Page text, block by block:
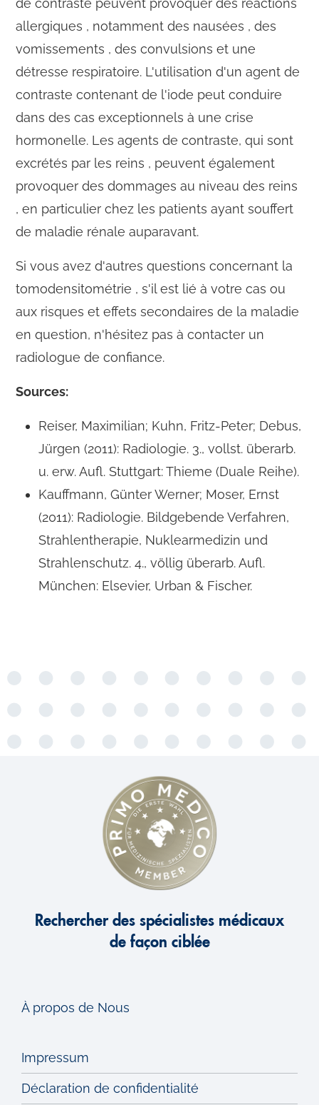
de contraste peuvent provoquer des réactions
allergiques , notamment des nausées , des
vomissements , des convulsions et une
détresse respiratoire. L'utilisation d'un agent de
contraste contenant de l'iode peut conduire
dans des cas exceptionnels à une crise
hormonelle. Les agents de contraste, qui sont
excrétés par les reins , peuvent également
provoquer des dommages au niveau des reins
, en particulier chez les patients ayant souffert
de maladie rénale auparavant.
Si vous avez d'autres questions concernant la
tomodensitométrie , s'il est lié à votre cas ou
aux risques et effets secondaires de la maladie
en question, n'hésitez pas à contacter un
radiologue de confiance.
Sources:
Reiser, Maximilian; Kuhn, Fritz-Peter; Debus,
Jürgen (2011): Radiologie. 3., vollst. überarb.
u. erw. Aufl. Stuttgart: Thieme (Duale Reihe).
Kauffmann, Günter Werner; Moser, Ernst
(2011): Radiologie. Bildgebende Verfahren,
Strahlentherapie, Nuklearmedizin und
Strahlenschutz. 4., völlig überarb. Aufl.
München: Elsevier, Urban & Fischer.
Rechercher des spécialistes médicaux
de façon ciblée
À propos de Nous
Impressum
Déclaration de confidentialité